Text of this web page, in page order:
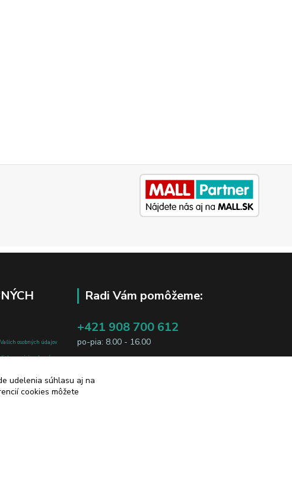
osobných údajov
o svojej osobe, sú
Radi Vám pomôžeme:
+421 908 700 612
po-pia: 8.00 - 16.00
udelenia súhlasu aj na
cookies môžete